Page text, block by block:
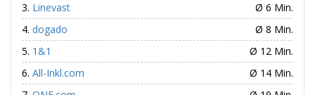
Linevast
Ø 6 Min.
dogado
Ø 8 Min.
1&1
Ø 12 Min.
All-Inkl.com
Ø 14 Min.